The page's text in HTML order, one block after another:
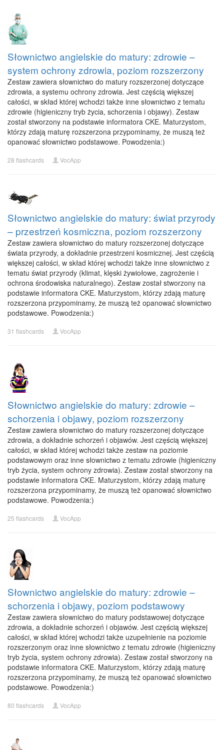
Słownictwo angielskie do matury: zdrowie –
system ochrony zdrowia, poziom rozszerzony
Zestaw zawiera słownictwo do matury rozszerzonej dotyczące
zdrowia, a systemu ochrony zdrowia. Jest częścią większej
całości, w skład której wchodzi także inne słownictwo z tematu
zdrowie (higieniczny tryb życia, schorzenia i objawy). Zestaw
został stworzony na podstawie informatora CKE. Maturzystom,
którzy zdają maturę rozszerzona przypominamy, że muszą też
opanować słownictwo podstawowe. Powodzenia:)
28 flashcards VocApp
Słownictwo angielskie do matury: świat przyrody
– przestrzeń kosmiczna, poziom rozszerzony
Zestaw zawiera słownictwo do matury rozszerzonej dotyczące
świata przyrody, a dokładnie przestrzeni kosmicznej. Jest częścią
większej całości, w skład której wchodzi także inne słownictwo z
tematu świat przyrody (klimat, klęski żywiołowe, zagrożenie i
ochrona środowiska naturalnego). Zestaw został stworzony na
podstawie informatora CKE. Maturzystom, którzy zdają maturę
rozszerzona przypominamy, że muszą też opanować słownictwo
podstawowe. Powodzenia:)
31 flashcards VocApp
Słownictwo angielskie do matury: zdrowie –
schorzenia i objawy, poziom rozszerzony
Zestaw zawiera słownictwo do matury rozszerzonej dotyczące
zdrowia, a dokładnie schorzeń i objawów. Jest częścią większej
całości, w skład której wchodzi także zestaw na poziomie
podstawowym oraz inne słownictwo z tematu zdrowie (higieniczny
tryb życia, system ochrony zdrowia). Zestaw został stworzony na
podstawie informatora CKE. Maturzystom, którzy zdają maturę
rozszerzona przypominamy, że muszą też opanować słownictwo
podstawowe. Powodzenia:)
25 flashcards VocApp
Słownictwo angielskie do matury: zdrowie –
schorzenia i objawy, poziom podstawowy
Zestaw zawiera słownictwo do matury podstawowej dotyczące
zdrowia, a dokładnie schorzeń i objawów. Jest częścią większej
całości, w skład której wchodzi także uzupełnienie na poziomie
rozszerzonym oraz inne słownictwo z tematu zdrowie (higieniczny
tryb życia, system ochrony zdrowia). Zestaw został stworzony na
podstawie informatora CKE. Maturzystom, którzy zdają maturę
rozszerzona przypominamy, że muszą też opanować słownictwo
podstawowe. Powodzenia:)
80 flashcards VocApp